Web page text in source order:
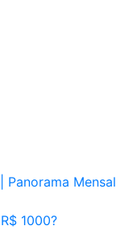
Panorama Mensal
1000?